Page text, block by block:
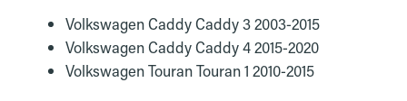
Volkswagen Caddy Caddy 3 2003-2015
Volkswagen Caddy Caddy 4 2015-2020
Volkswagen Touran Touran 1 2010-2015